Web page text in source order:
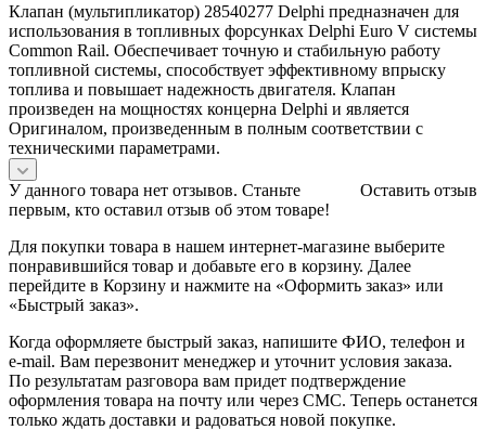
Клапан (мультипликатор) 28540277 Delphi предназначен для
использования в топливных форсунках Delphi Euro V системы
Common Rail. Обеспечивает точную и стабильную работу
топливной системы, способствует эффективному впрыску
топлива и повышает надежность двигателя. Клапан
произведен на мощностях концерна Delphi и является
Оригиналом, произведенным в полным соответствии с
техническими параметрами.
Оставить отзыв
У данного товара нет отзывов. Станьте
первым, кто оставил отзыв об этом товаре!
Для покупки товара в нашем интернет-магазине выберите
понравившийся товар и добавьте его в корзину. Далее
перейдите в Корзину и нажмите на «Оформить заказ» или
«Быстрый заказ».
Когда оформляете быстрый заказ, напишите ФИО, телефон и
e-mail. Вам перезвонит менеджер и уточнит условия заказа.
По результатам разговора вам придет подтверждение
оформления товара на почту или через СМС. Теперь останется
только ждать доставки и радоваться новой покупке.